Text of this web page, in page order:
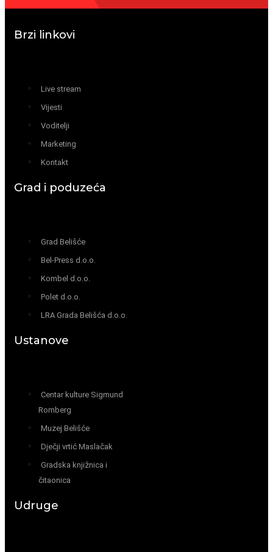
Brzi linkovi
Live stream
Vijesti
Voditelji
Marketing
Kontakt
Grad i poduzeća
Grad Belišće
Bel-Press d.o.o.
Kombel d.o.o.
Polet d.o.o.
LRA Grada Belišća d.o.o.
Ustanove
Centar kulture Sigmund
Romberg
Muzej Belišće
Dječji vrtić Maslačak
Gradska knjižnica i
čitaonica
Udruge